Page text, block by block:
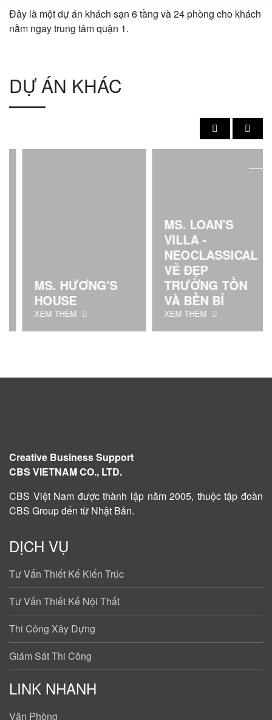
Đây là một dự án khách sạn 6 tầng và 24 phòng cho khách
nằm ngay trung tâm quận 1.
DỰ ÁN KHÁC
MS. HƯƠNG'S
HOUSE
XEM THÊM
MS. LOAN'S
VILLA -
NEOCLASSICAL
VẺ ĐẸP
TRƯỜNG TỒN
VÀ BỀN BỈ
XEM THÊM
Creative Business Support
CBS VIETNAM CO., LTD.
CBS Việt Nam đượcthành lập năm 2005, thuộc tập đoàn
CBS Group đến từ Nhật Bản.
DỊCH VỤ
Tư Vấn Thiết Kế Kiến Trúc
Tư Vấn Thiết Kế Nội Thất
Thi Công Xây Dựng
Giám Sát Thi Công
LINK NHANH
Văn Phòng